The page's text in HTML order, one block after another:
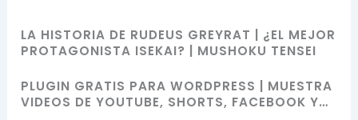
LA HISTORIA DE RUDEUS GREYRAT | ¿EL MEJOR
PROTAGONISTA ISEKAI? | MUSHOKU TENSEI
PLUGIN GRATIS PARA WORDPRESS | MUESTRA
VIDEOS DE YOUTUBE, SHORTS, FACEBOOK Y